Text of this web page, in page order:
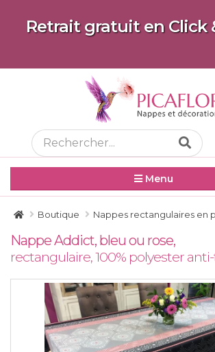
Retrait gratuit en Click
Menu
Boutique Nappes rectangulaires en
Nappe Addict, bleu ou rose,
rectangulaire, 100% polyester